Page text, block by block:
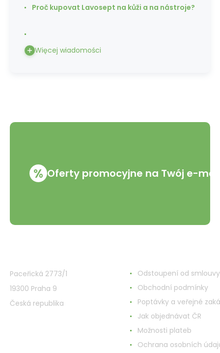
Proč kupovat Lavosept na kůži a na nástroje?
Więcej wiadomości
% Oferty promocyjne na Twój e-mail
Paceřická 2773/1
19300 Praha 9
Česká republika
Odstoupení od smlouvy
Obchodní podmínky
Poptávky a veřejné
Jak objednávat ČR
Možnosti plateb
Ochrana osobních